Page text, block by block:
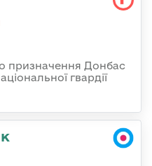
призначення Донбас
гвардії